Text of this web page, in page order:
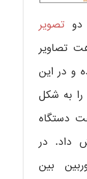
دوتصویر
تصاویر
و در این
به شکل
دستگاه
داد. در
بین